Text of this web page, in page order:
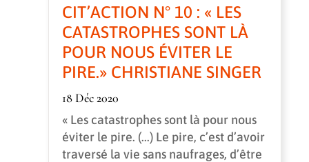
CIT’ACTION N° 10 : « LES
CATASTROPHES SONT LÀ
POUR NOUS ÉVITER LE
PIRE.» CHRISTIANE SINGER
18 Déc 2020
« Les catastrophes sont là pour nous
éviter le pire. (...) Le pire, c’est d’avoir
traversé la vie sans naufrages, d’être